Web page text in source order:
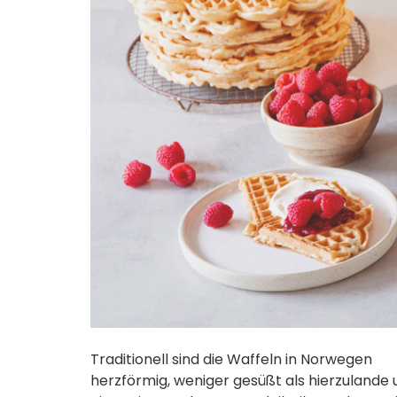
Traditionell sind die Waffeln in Norwegen
herzförmig, weniger gesüßt als hierzulande